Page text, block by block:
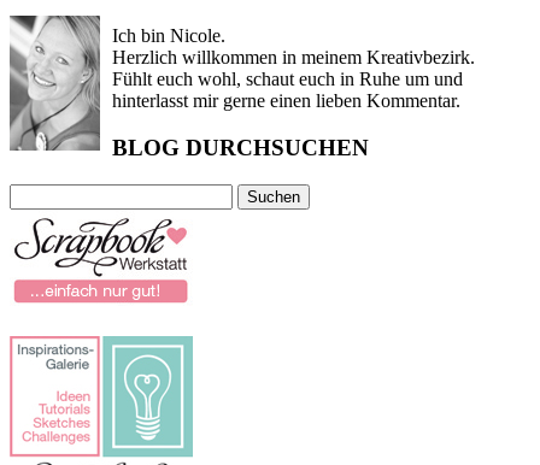
Ich bin Nicole.
Herzlich willkommen in meinem Kreativbezirk.
Fühlt euch wohl, schaut euch in Ruhe um und
hinterlasst mir gerne einen lieben Kommentar.
BLOG DURCHSUCHEN
nach: